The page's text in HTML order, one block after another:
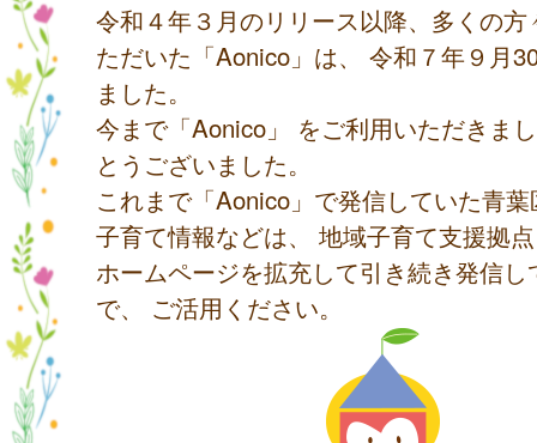
令和４年３月のリリース以降、多くの方
ただいた「Aonico」は、 令和７年９月
ました。
今まで「Aonico」 をご利用いただきま
とうございました。
これまで「Aonico」で発信していた青
子育て情報などは、 地域子育て支援拠
ホームページを拡充して引き続き発信し
で、 ご活用ください。